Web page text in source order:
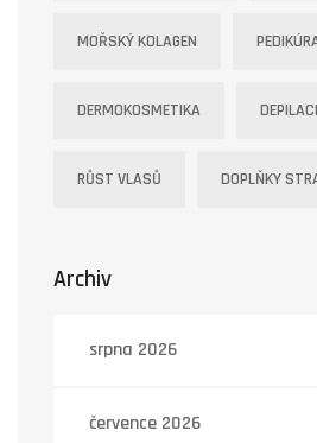
MOŘSKÝ KOLAGEN
DERMOKOSMETIKA
RŮST VLASŮ DOPLŇKY
Archiv
srpna 2026
července 2026